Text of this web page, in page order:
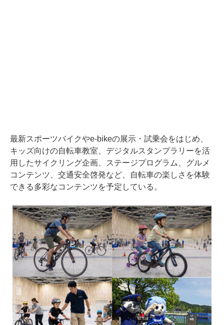
最新スポーツバイクやe-bikeの展示・試乗会をはじめ、
キッズ向けの自転車教室、デジタルスタンプラリーを活
用したサイクリング企画、ステージプログラム、グルメ
コンテンツ、交通安全啓発など、自転車の楽しさを体験
できる多彩なコンテンツを予定している。